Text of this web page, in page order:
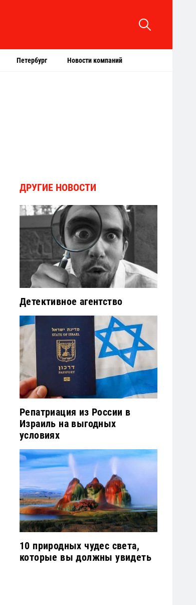
Петербург Новости компаний
ДРУГИЕ НОВОСТИ
Детективное агентство
Репатриация из России в
Израиль на выгодных
условиях
10 природных чудес света,
которые вы должны увидеть